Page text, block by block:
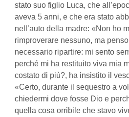
stato suo figlio Luca, che
aveva 5 anni, e che era stato
nell’auto della madre: «Non ho
rimproverare nessuno, ma
necessario ripartire: mi sento
perché mi ha restituito viva mia
costato di più?, ha insistito il
«Certo, durante il sequestro a
chiedermi dove fosse Dio e
quella cosa orribile che stavo